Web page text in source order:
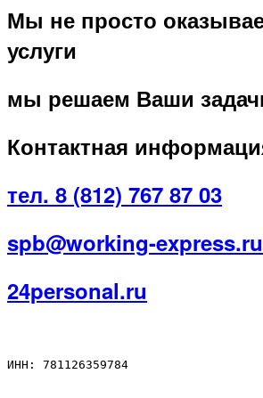
Мы не просто
услуги
мы решаем Ваши
Контактная
тел. 8 (812) 767 87 03
spb@working-express.ru
24personal.ru
ИНН: 781126359784